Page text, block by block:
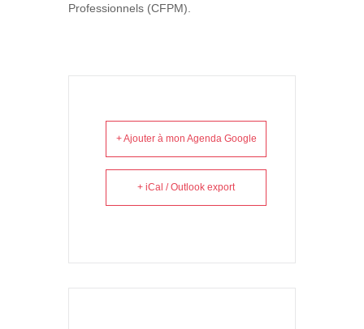
Professionnels (CFPM).
+ Ajouter à mon Agenda Google
+ iCal / Outlook export